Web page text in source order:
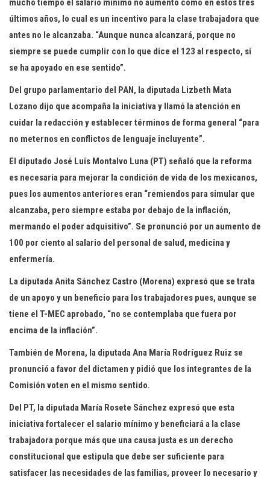
mucho tiempo el salario mínimo no aumentó como en estos tres
últimos años, lo cual es un incentivo para la clase trabajadora que
antes no le alcanzaba. “Aunque nunca alcanzará, porque no
siempre se puede cumplir con lo que dice el 123 al respecto, sí
se ha apoyado en ese sentido”.
Del grupo parlamentario del PAN, la diputada Lizbeth Mata
Lozano dijo que acompaña la iniciativa y llamó la atención en
cuidar la redacción y establecer términos de forma general “para
no meternos en conflictos de lenguaje incluyente”.
El diputado José Luis Montalvo Luna (PT) señaló que la reforma
es necesaria para mejorar la condición de vida de los mexicanos,
pues los aumentos anteriores eran “remiendos para simular que
alcanzaba, pero siempre estaba por debajo de la inflación,
mermando el poder adquisitivo”. Se pronunció por un aumento de
100 por ciento al salario del personal de salud, medicina y
enfermería.
La diputada Anita Sánchez Castro (Morena) expresó que se trata
de un apoyo y un beneficio para los trabajadores pues, aunque se
tiene el T-MEC aprobado, “no se contemplaba que fuera por
encima de la inflación”.
También de Morena, la diputada Ana María Rodríguez Ruiz se
pronunció a favor del dictamen y pidió que los integrantes de la
Comisión voten en el mismo sentido.
Del PT, la diputada María Rosete Sánchez expresó que esta
iniciativa fortalecer el salario mínimo y beneficiará a la clase
trabajadora porque más que una causa justa es un derecho
constitucional que estipula que debe ser suficiente para
satisfacer las necesidades de las familias, proveer lo necesario y